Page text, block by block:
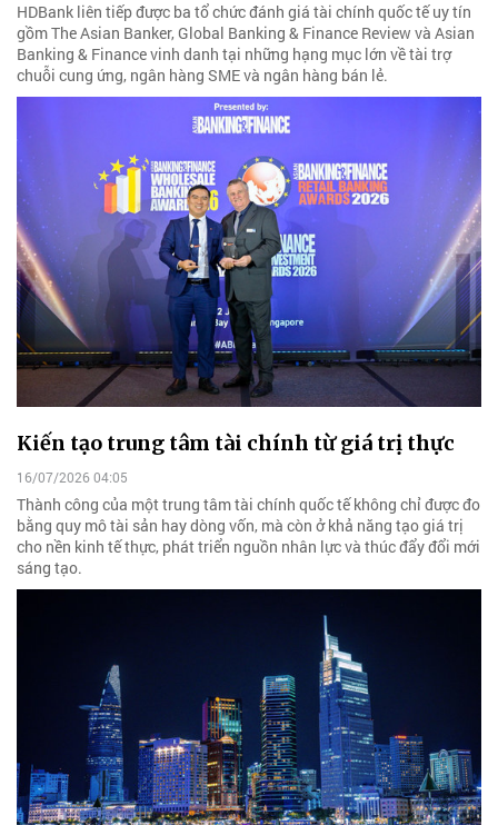
HDBank liên tiếp được ba tổ chức đánh giá tài chính quốc tế uy tín
gồm The Asian Banker, Global Banking & Finance Review và Asian
Banking & Finance vinh danh tại những hạng mục lớn về tài trợ
chuỗi cung ứng, ngân hàng SME và ngân hàng bán lẻ.
Kiến tạo trung tâm tài chính từ giá trị thực
16/07/2026 04:05
Thành công của một trung tâm tài chính quốc tế không chỉ được đo
bằng quy mô tài sản hay dòng vốn, mà còn ở khả năng tạo giá trị
cho nền kinh tế thực, phát triển nguồn nhân lực và thúc đẩy đổi mới
sáng tạo.